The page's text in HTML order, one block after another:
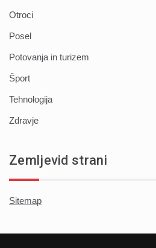
Otroci
Posel
Potovanja in turizem
Šport
Tehnologija
Zdravje
Zemljevid strani
Sitemap